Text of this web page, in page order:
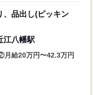
品出し(ピッキン
江八幡駅
給20万円〜42.3万円